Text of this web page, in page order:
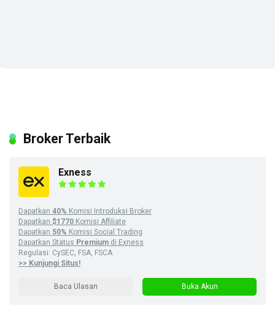
Broker Terbaik
Exness
Dapatkan 40% Komisi Introduksi Broker
Dapatkan $1770 Komisi Affiliate
Dapatkan 50% Komisi Social Trading
Dapatkan Status Premium di Exness
Regulasi: CySEC, FSA, FSCA
>> Kunjungi Situs!
Baca Ulasan Buka Akun